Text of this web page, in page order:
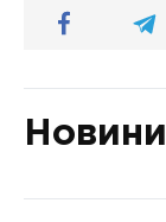
Новини